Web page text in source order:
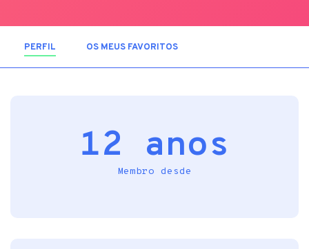
PERFIL (SEPARADOR ATIVO)
OS MEUS FAVORITOS
12 anos
Membro desde